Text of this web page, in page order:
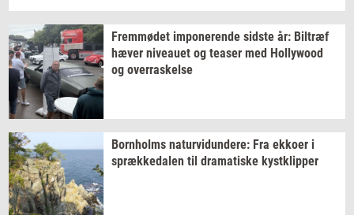
Frem­mø­det im­po­ne­ren­de sid­ste år: Bil­træf
hæver ni­veau­et og tea­ser med Hol­lywood
og over­ra­skel­se
Born­holms na­tur­vi­dun­de­re: Fra ek­ko­er i
spræk­ke­da­len til dra­ma­ti­ske kyst­klip­per